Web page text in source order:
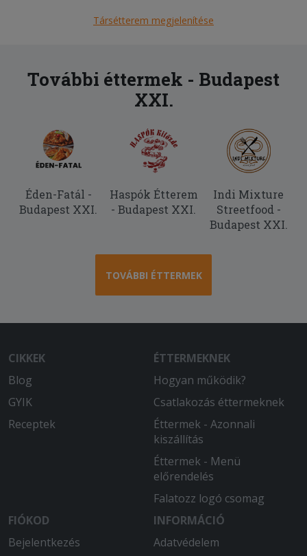
Elnézést.
futár udvarias.A lemaradt palacsintát
szó nélkül pótolták. Köszönjük.
Társétterem megjelenítése
További éttermek - Budapest
XXI.
Éden-Fatál -
Budapest XXI.
Haspók Étterem
- Budapest XXI.
Indi Mixture
Streetfood -
Budapest XXI.
TOVÁBBI ÉTTERMEK
CIKKEK
Blog
GYIK
Receptek
ÉTTERMEKNEK
Hogyan működik?
Csatlakozás éttermeknek
Éttermek - Azonnali
kiszállítás
Éttermek - Menü
előrendelés
Falatozz logó csomag
FIÓKOD
Bejelentkezés
INFORMÁCIÓ
Adatvédelem